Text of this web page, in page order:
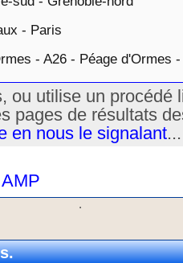
- Paris
- A26 - Péage d'Ormes
utilise un procédé
pages de résultats
en nous le signalant...
.